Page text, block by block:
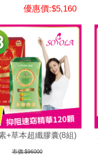
優惠價:$5,160
+草本超纖膠囊(8組)
市價:$96000